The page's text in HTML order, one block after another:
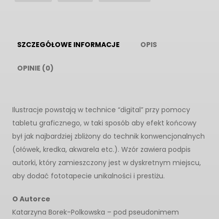
SZCZEGÓŁOWE INFORMACJE OPIS
OPINIE (0)
Ilustracje powstają w technice “digital” przy pomocy
tabletu graficznego, w taki sposób aby efekt końcowy
był jak najbardziej zbliżony do technik konwencjonalnych
(ołówek, kredka, akwarela etc.). Wzór zawiera podpis
autorki, który zamieszczony jest w dyskretnym miejscu,
aby dodać fototapecie unikalności i prestiżu.
O Autorce
Katarzyna Borek-Polkowska – pod pseudonimem